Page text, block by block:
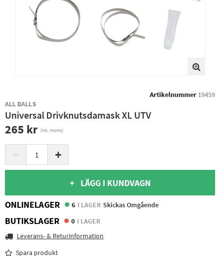
Artikelnummer 19459
ALL BALLS
Universal Drivknutsdamask XL UTV
265 kr (ink. moms)
− +
+ LÄGG I KUNDVAGN
ONLINELAGER
6 I LAGER Skickas Omgående
BUTIKSLAGER 0 I LAGER
Leverans- & Returinformation
Spara produkt